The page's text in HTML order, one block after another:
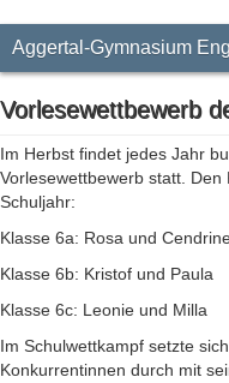
Aggertal-Gymnasium
Vorlesewettbewerb
Im Herbst findet jedes Jahr
Vorlesewettbewerb statt.
Schuljahr:
Klasse 6a: Rosa und
Klasse 6b: Kristof und Paula
Klasse 6c: Leonie und Milla
Im Schulwettkampf setzte
Konkurrentinnen durch mit